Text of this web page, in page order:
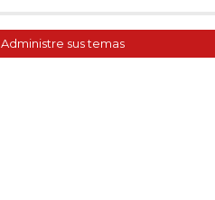
Administre sus temas